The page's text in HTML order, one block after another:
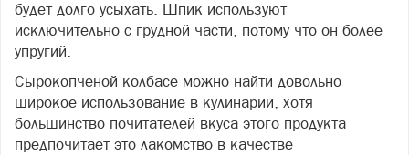
будет долго усыхать. Шпик используют
исключительно с грудной части, потому что он более
упругий.
Сырокопченой колбасе можно найти довольно
широкое использование в кулинарии, хотя
большинство почитателей вкуса этого продукта
предпочитает это лакомство в качестве